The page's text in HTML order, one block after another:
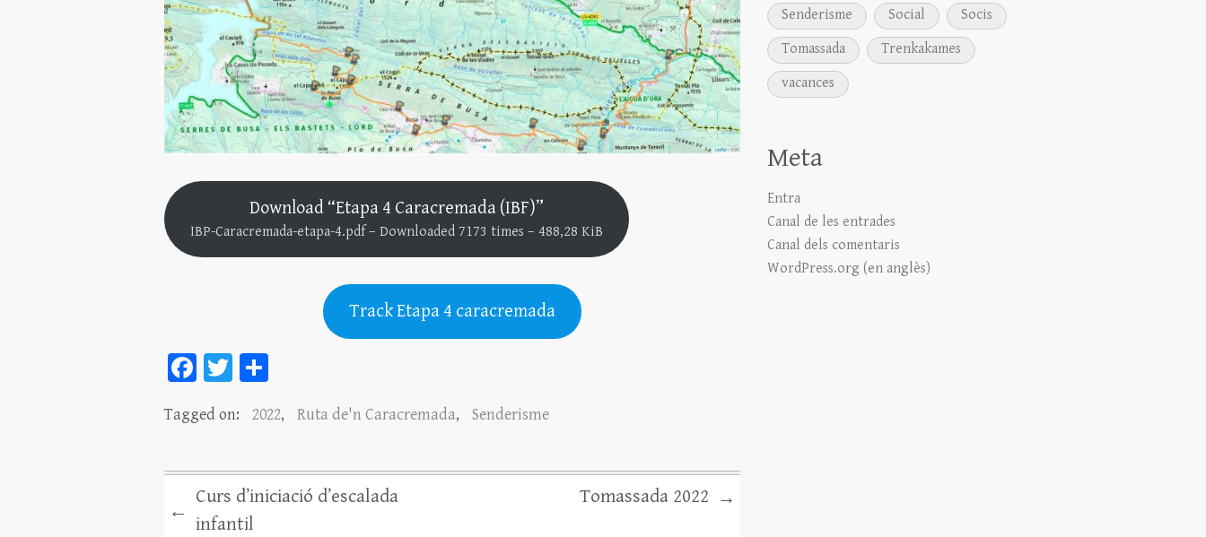
Download “Etapa 4 Caracremada (IBF)”
IBP-Caracremada-etapa-4.pdf – Downloaded 7173 times – 488,28 KiB
Track Etapa 4 caracremada
Fa
bo
T
tt
m
rt
ei
Tagged on: 2022, Ruta de'n Caracremada, Senderisme
←
Curs d’iniciació d’escalada
infantil
Tomassada 2022 →
Senderisme
Social
Socis
Tomassada
Trenkakames
vacances
Meta
Entra
Canal de les entrades
Canal dels comentaris
WordPress.org (en anglès)